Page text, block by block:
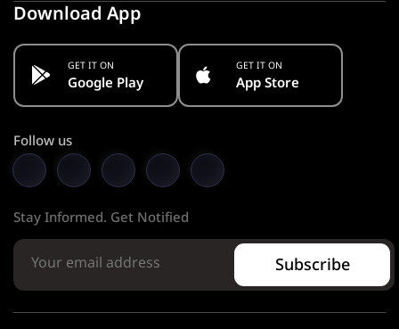
Download App
GET IT ON
Google Play
GET IT ON
App Store
Follow us
Stay Informed. Get Notified
Subscribe